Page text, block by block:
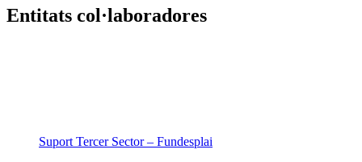
Entitats col·laboradores
Suport Tercer Sector – Fundesplai